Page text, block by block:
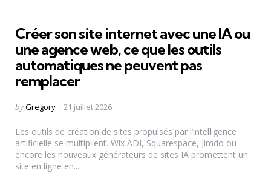
Créer son site internet avec une IA ou
une agence web, ce que les outils
automatiques ne peuvent pas
remplacer
Posted
byGregory 21 juillet 2026
Les outils de création de sites propulsés par l’intelligence
artificielle se multiplient. Wix ADI, Squarespace, Jimdo ou
encore les nouveaux générateurs de sites IA promettent un
site en ligne en...